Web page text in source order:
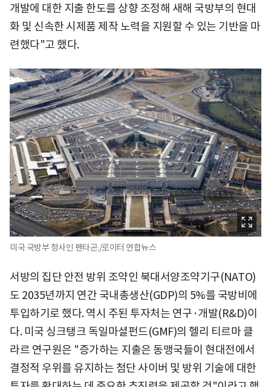
개발에 대한 지출 한도를 상향 조정해 새해 국방부의 현대
화 및 신속한 시제품 제작 노력을 지원할 수 있는 기반을 마
련했다"고 했다.
미국 국방부 청사인 펜타곤./로이터 연합뉴스
서방의 집단 안전 방위 조약인 북대서양조약기구(NATO)
도 2035년까지 연간 국내총생산(GDP)의 5%를 국방비에
투입하기로 했다. 역시 주된 투자처는 연구·개발(R&D)이
다. 미국 싱크탱크 독일마셜펀드(GMF)의 헬리 티르마 클
라르 연구원은 "증가하는 지출은 동맹국들이 현대전에서
결정적 우위를 유지하는 첨단 사이버 및 방위 기술에 대한